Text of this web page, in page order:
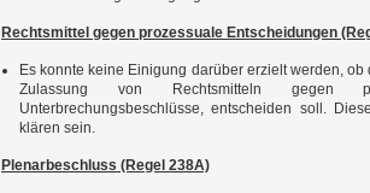
Rechtsmittel gegen prozessuale Entscheidungen
Es konnte keine Einigung darüber erzielt werden,
Zulassung von Rechtsmitteln gegen
Unterbrechungsbeschlüsse, entscheiden soll.
klären sein.
Plenarbeschluss (Regel 238A)